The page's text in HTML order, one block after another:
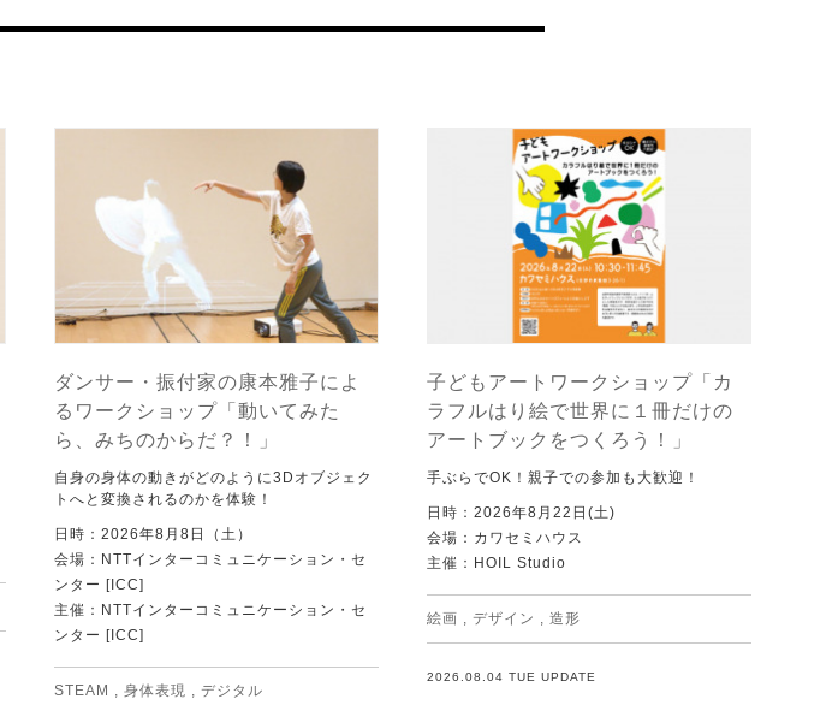
ダンサー・振付家の康本雅子によ
るワークショップ「動いてみた
ら、みちのからだ？！」
自身の身体の動きがどのように3Dオブジェク
トへと変換されるのかを体験！
日時：2026年8月8日（土）
会場：NTTインターコミュニケーション・セ
ンター [ICC]
主催：NTTインターコミュニケーション・セ
ンター [ICC]
STEAM , 身体表現 , デジタル
子どもアートワークショップ「カ
ラフルはり絵で世界に１冊だけの
アートブックをつくろう！」
手ぶらでOK！親子での参加も大歓迎！
日時：2026年8月22日(土)
会場：カワセミハウス
主催：HOIL Studio
絵画 , デザイン , 造形
2026.08.04 TUE UPDATE